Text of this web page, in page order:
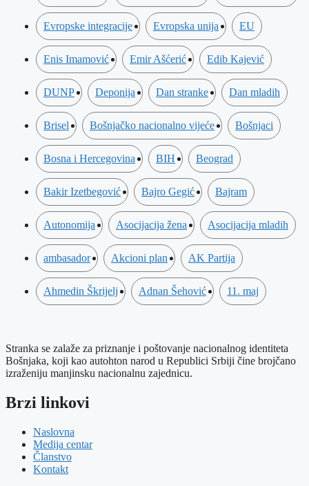
Evropske integracije Evropska unija EU
Enis Imamović Emir Ašćerić Edib Kajević
DUNP Deponija Dan stranke Dan mladih
Brisel Bošnjačko nacionalno vijeće Bošnjaci
Bosna i Hercegovina BIH Beograd
Bakir Izetbegović Bajro Gegić Bajram
Autonomija Asocijacija žena Asocijacija mladih
ambasador Akcioni plan AK Partija
Ahmedin Škrijelj Adnan Šehović 11. maj
Stranka se zalaže za priznanje i poštovanje nacionalnog identiteta
Bošnjaka, koji kao autohton narod u Republici Srbiji čine brojčano
izraženiju manjinsku nacionalnu zajednicu.
Brzi linkovi
Naslovna
Medija centar
Članstvo
Kontakt